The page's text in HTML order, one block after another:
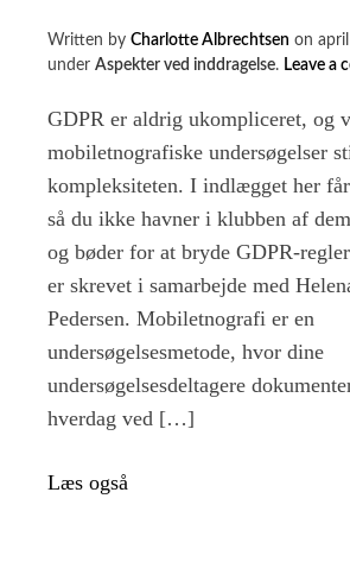
Written by Charlotte Albrechtsen on
under Aspekter ved inddragelse. Leave a
GDPR er aldrig ukompliceret, og
mobiletnografiske undersøgelser
kompleksiteten. I indlægget her
så du ikke havner i klubben af
og bøder for at bryde GDPR-
er skrevet i samarbejde med
Pedersen. Mobiletnografi er en
undersøgelsesmetode, hvor dine
undersøgelsesdeltagere
hverdag ved […]
Læs også